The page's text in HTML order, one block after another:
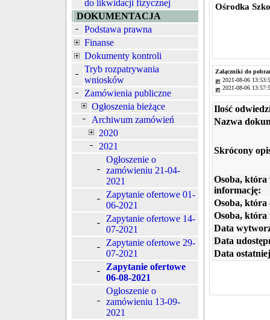
do likwidacji fizycznej
DOKUMENTACJA
Podstawa prawna
Finanse
Dokumenty kontroli
Tryb rozpatrywania
wniosków
Zamówienia publiczne
Ogłoszenia bieżące
Archiwum zamówień
2020
2021
Ogłoszenie o
zamówieniu 21-04-
2021
Zapytanie ofertowe 01-
06-2021
Zapytanie ofertowe 14-
07-2021
Zapytanie ofertowe 29-
07-2021
Zapytanie ofertowe
06-08-2021
Ogłoszenie o
zamówieniu 13-09-
2021
Ośrodka
Załączniki do
2021-08-06
2021-08-06
Ilość
Nazwa
Skrócony
Osoba, która
informację:
Osoba, która
Osoba, która
Data
Data
Data